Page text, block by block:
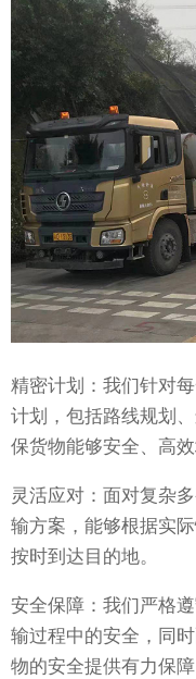
精密计划：我们针对
计划，包括路线规划
保货物能够安全、高效
灵活应对：面对复杂
输方案，能够根据实
按时到达目的地。
安全保障：我们严格
输过程中的安全，同
物的安全提供有力保障